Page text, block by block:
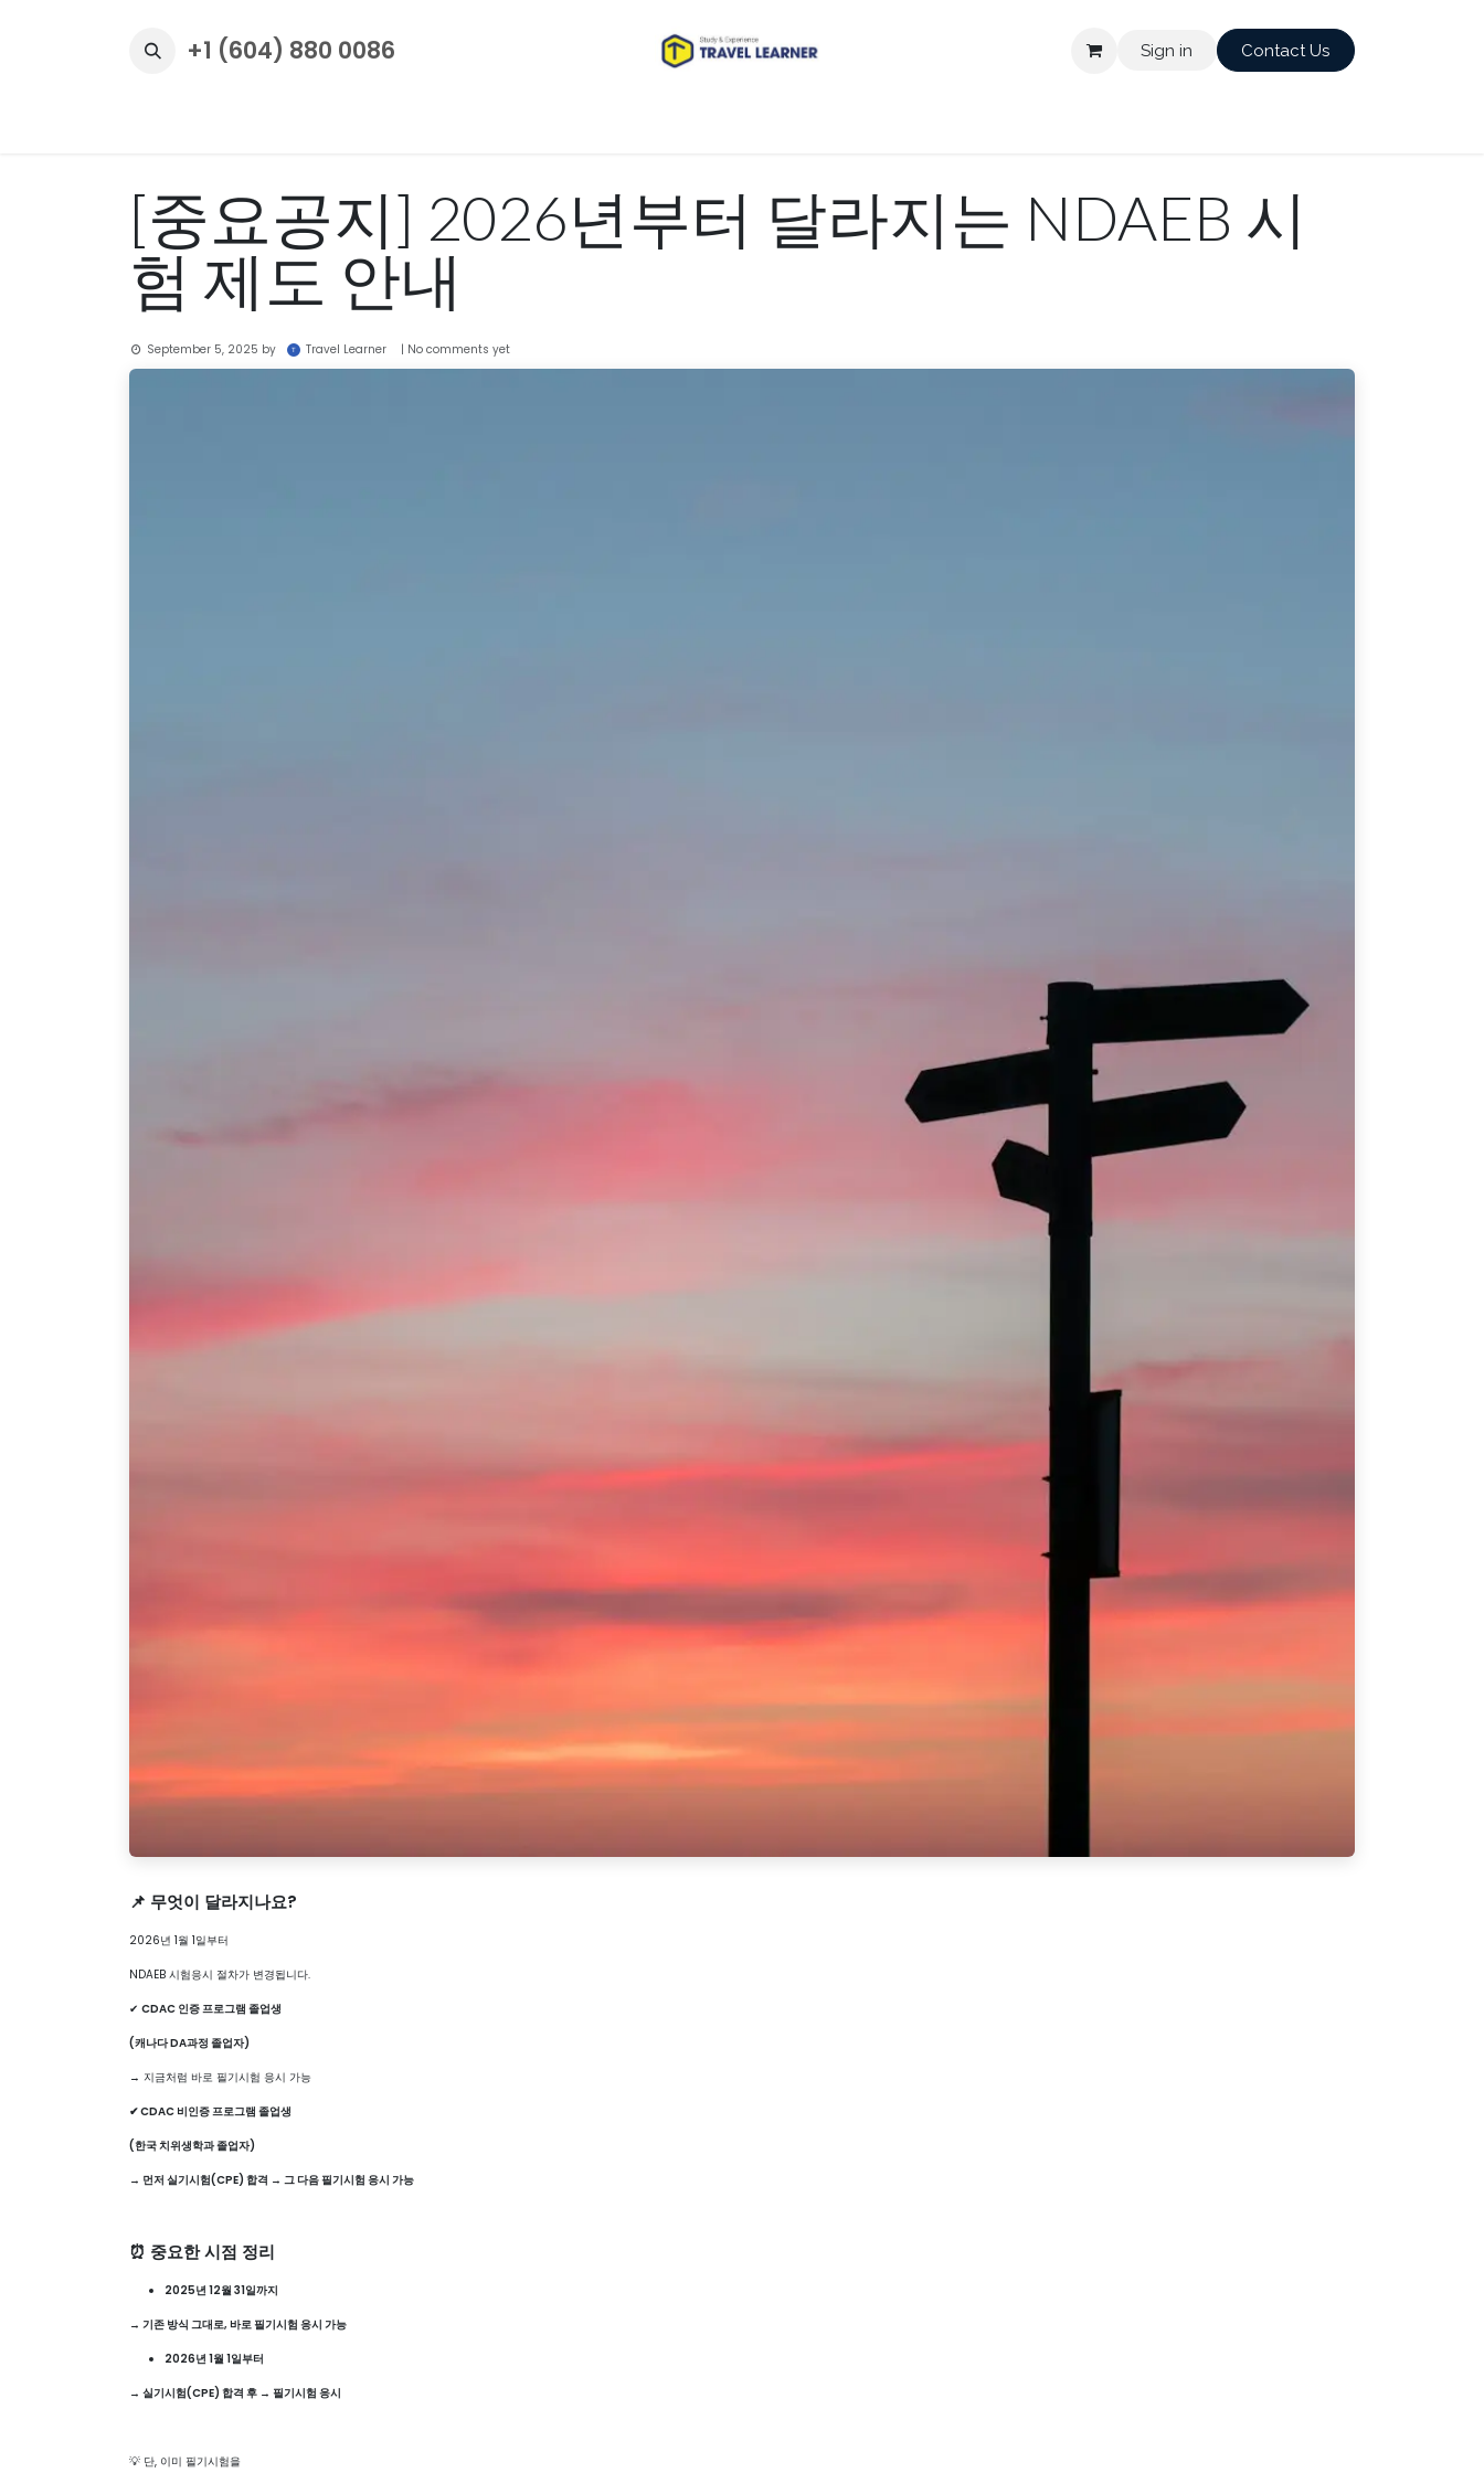
+1 (604) 880 0086 Sign in Contact Us
[중요공지] 2026년부터 달라지는 NDAEB 시
험 제도 안내
September 5, 2025 by Travel Learner | No comments yet
📌 무엇이 달라지나요?
2026년 1월 1일부터
NDAEB 시험응시 절차가 변경됩니다.
✔ CDAC 인증 프로그램 졸업생
(캐나다 DA과정 졸업자)
→ 지금처럼 바로 필기시험 응시 가능
✔ CDAC 비인증 프로그램 졸업생
(한국 치위생학과 졸업자)
→ 먼저 실기시험(CPE) 합격 → 그 다음 필기시험 응시 가능
⏰ 중요한 시점 정리
2025년 12월 31일까지
→ 기존 방식 그대로, 바로 필기시험 응시 가능
2026년 1월 1일부터
→ 실기시험(CPE) 합격 후 → 필기시험 응시
💡 단, 이미 필기시험을